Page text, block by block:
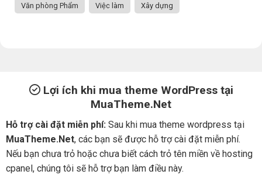
Văn phòng Phẩm Việc làm Xây dựng
Lợi ích khi mua theme WordPress tại
MuaTheme.Net
Hỗ trợ cài đặt miễn phí: Sau khi mua theme wordpress tại
MuaTheme.Net, các bạn sẽ được hỗ trợ cài đặt miễn phí.
Nếu bạn chưa trỏ hoặc chưa biết cách trỏ tên miền về hosting
cpanel, chúng tôi sẽ hỗ trợ bạn làm điều này.